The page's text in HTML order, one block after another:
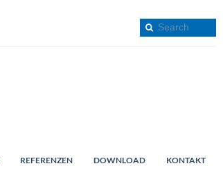
REFERENZEN DOWNLOAD KONTAKT